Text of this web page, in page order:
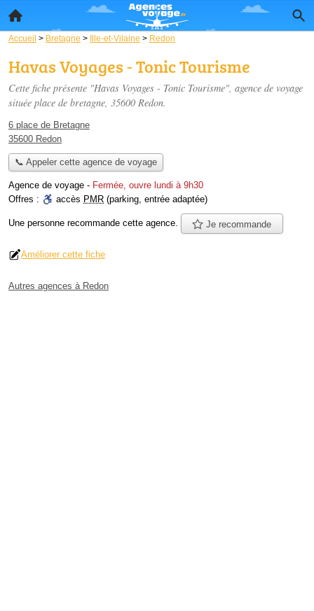
Accueil > Bretagne > Ille-et-Vilaine > Redon
Havas Voyages - Tonic Tourisme
Cette fiche présente "Havas Voyages - Tonic Tourisme", agence de voyage
située place de bretagne, 35600 Redon.
6 place de Bretagne
35600 Redon
📞 Appeler cette agence de voyage
Agence de voyage - Fermée, ouvre lundi à 9h30
Offres :
accès PMR (parking, entrée adaptée)
Une personne recommande cette agence. Je recommande
Améliorer cette fiche
Autres agences à Redon